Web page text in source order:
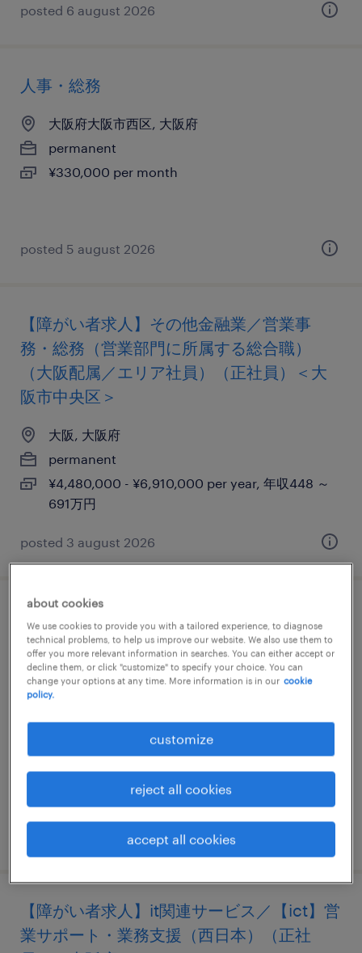
posted 6 august 2026
人事・総務
大阪府大阪市西区, 大阪府
permanent
¥330,000 per month
posted 5 august 2026
【障がい者求人】その他金融業／営業事
務・総務（営業部門に所属する総合職）
（大阪配属／エリア社員）（正社員）＜大
阪市中央区＞
大阪, 大阪府
permanent
¥4,480,000 - ¥6,910,000 per year, 年収448 ～
691万円
posted 3 august 2026
【障がい者求人】その他金融業／営業事
務・総務（営業部門に所属する総合職）
（大阪配属／グローバル社員）（正社員）
＜大阪市中央区＞
大阪, 大阪府
permanent
¥4,940,000 - ¥7,930,000 per year, 年収494 ～
posted 3 august 2026
【障がい者求人】it関連サービス／【ict】営
業サポート・業務支援（西日本）（正社
about cookies
We use cookies to provide you with a tailored experience, to diagnose
technical problems, to help us improve our website. We also use them to
offer you more relevant information in searches. You can either accept or
decline them, or click "customize" to specify your choice. You can
change your options at any time. More information is in our cookie
policy.
customize
reject all cookies
accept all cookies